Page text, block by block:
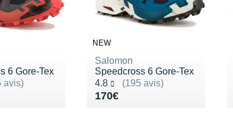
6 Gore-Tex
avis)
5
NEW
Salomon
Speedcross 6 Gore-Tex
4.8
(195 avis)
Noté 4.8 sur 5
170€
Vendu 170€